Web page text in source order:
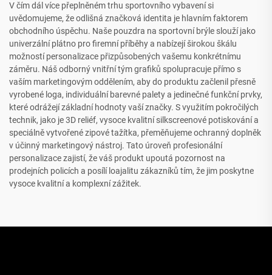
V čím dál více přeplněném trhu sportovního vybavení si
uvědomujeme, že odlišná značková identita je hlavním faktorem
obchodního úspěchu. Naše pouzdra na sportovní brýle slouží jako
univerzální plátno pro firemní příběhy a nabízejí širokou škálu
možností personalizace přizpůsobených vašemu konkrétnímu
záměru. Náš odborný vnitřní tým grafiků spolupracuje přímo s
vaším marketingovým oddělením, aby do produktu začlenil přesně
vyrobené loga, individuální barevné palety a jedinečné funkční prvky,
které odrážejí základní hodnoty vaší značky. S využitím pokročilých
technik, jako je 3D reliéf, vysoce kvalitní silkscreenové potiskování a
speciálně vytvořené zipové tažítka, přeměňujeme ochranný doplněk
v účinný marketingový nástroj. Tato úroveň profesionální
personalizace zajistí, že váš produkt upoutá pozornost na
prodejních policích a posílí loajalitu zákazníků tím, že jim poskytne
vysoce kvalitní a komplexní zážitek.